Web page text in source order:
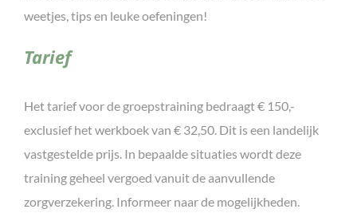
weetjes, tips en leuke oefeningen!
Tarief
Het tarief voor de groepstraining bedraagt € 150,-
exclusief het werkboek van € 32,50. Dit is een landelijk
vastgestelde prijs. In bepaalde situaties wordt deze
training geheel vergoed vanuit de aanvullende
zorgverzekering. Informeer naar de mogelijkheden.